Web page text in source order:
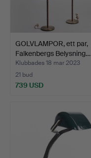
GOLVLAMPOR, ett par,
Falkenbergs Belysning…
Klubbades 18 mar 2023
21 bud
739 USD